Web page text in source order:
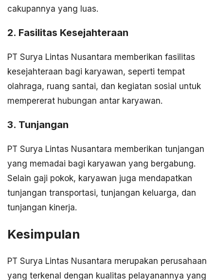
cakupannya yang luas.
2. Fasilitas Kesejahteraan
PT Surya Lintas Nusantara memberikan fasilitas
kesejahteraan bagi karyawan, seperti tempat
olahraga, ruang santai, dan kegiatan sosial untuk
mempererat hubungan antar karyawan.
3. Tunjangan
PT Surya Lintas Nusantara memberikan tunjangan
yang memadai bagi karyawan yang bergabung.
Selain gaji pokok, karyawan juga mendapatkan
tunjangan transportasi, tunjangan keluarga, dan
tunjangan kinerja.
Kesimpulan
PT Surya Lintas Nusantara merupakan perusahaan
yang terkenal dengan kualitas pelayanannya yang